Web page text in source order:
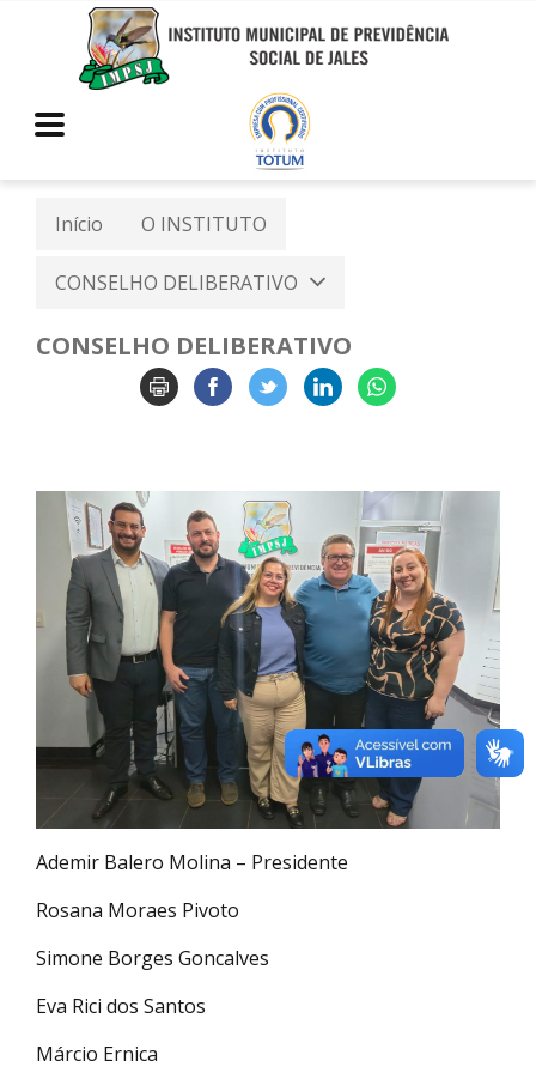
Início O INSTITUTO
CONSELHO DELIBERATIVO
CONSELHO DELIBERATIVO
Ademir Balero Molina – Presidente
Rosana Moraes Pivoto
Simone Borges Goncalves
Eva Rici dos Santos
Márcio Ernica